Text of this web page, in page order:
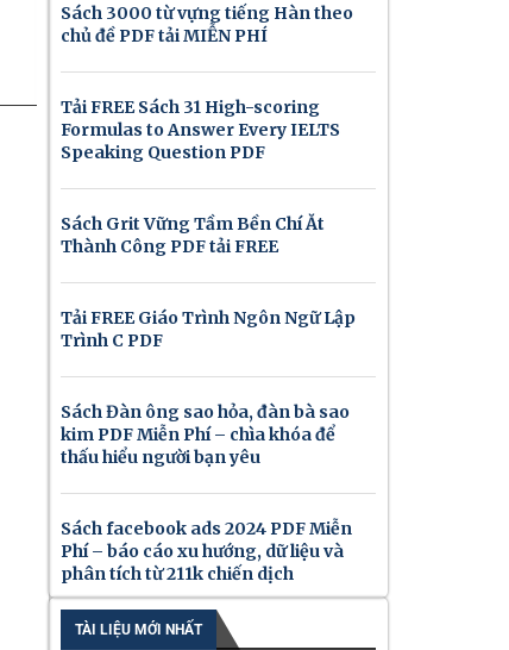
Sách 3000 từ vựng tiếng Hàn theo
chủ đề PDF tải MIỄN PHÍ
Tải FREE Sách 31 High-scoring
Formulas to Answer Every IELTS
Speaking Question PDF
Sách Grit Vững Tầm Bền Chí Ắt
Thành Công PDF tải FREE
Tải FREE Giáo Trình Ngôn Ngữ Lập
Trình C PDF
Sách Đàn ông sao hỏa, đàn bà sao
kim PDF Miễn Phí – chìa khóa để
thấu hiểu người bạn yêu
Sách facebook ads 2024 PDF Miễn
Phí – báo cáo xu hướng, dữ liệu và
phân tích từ 211k chiến dịch
TÀI LIỆU MỚI NHẤT